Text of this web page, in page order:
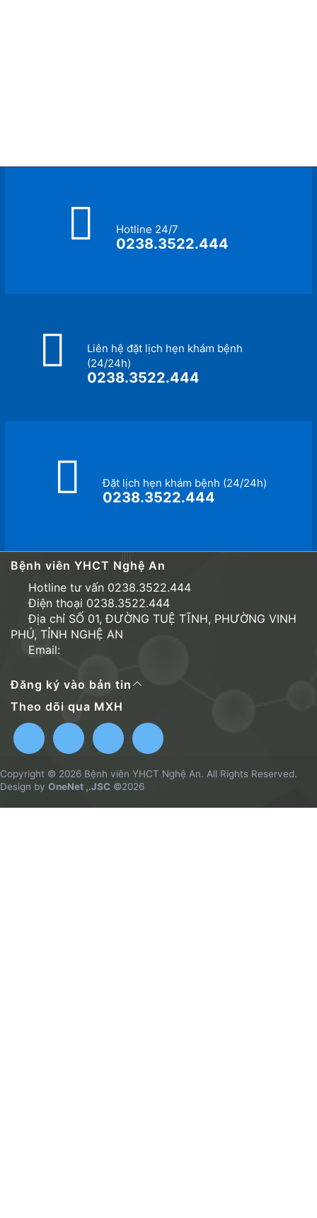
Hotline 24/7
0238.3522.444
Liên hệ đặt lịch hẹn khám bệnh
(24/24h)
0238.3522.444
Đặt lịch hẹn khám bệnh (24/24h)
0238.3522.444
Bệnh viên YHCT Nghệ An
Hotline tư vấn 0238.3522.444
Điện thoại 0238.3522.444
Địa chỉ SỐ 01, ĐƯỜNG TUỆ TĨNH, PHƯỜNG VINH
PHÚ, TỈNH NGHỆ AN
Email:
Đăng ký vào bản tin
Theo dõi qua MXH
Copyright © 2026 Bệnh viên YHCT Nghệ An. All Rights Reserved.
Design by OneNet ,.JSC ©2026